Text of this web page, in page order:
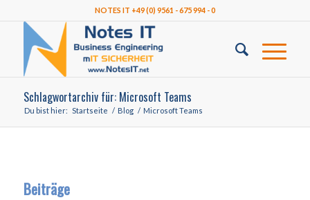
NOTES IT +49 (0) 9561 - 675 994 - 0
Schlagwortarchiv für: Microsoft Teams
Du bist hier: Startseite / Blog / Microsoft Teams
Beiträge